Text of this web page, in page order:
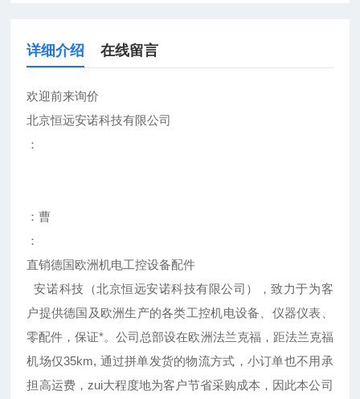
详细介绍 在线留言
欢迎前来询价
北京恒远安诺科技有限公司
：
：曹
：
直销德国欧洲机电工控设备配件
安诺科技（北京恒远安诺科技有限公司），致力于为客
户提供德国及欧洲生产的各类工控机电设备、仪器仪表、
零配件，保证*。公司总部设在欧洲法兰克福，距法兰克福
机场仅35km, 通过拼单发货的物流方式，小订单也不用承
担高运费，zui大程度地为客户节省采购成本，因此本公司